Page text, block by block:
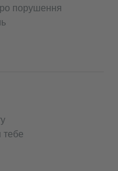
порушення
тебе